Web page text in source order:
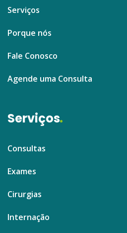
Serviços
Porque nós
Fale Conosco
Agende uma Consulta
Serviços
Consultas
Exames
Cirurgias
Internação